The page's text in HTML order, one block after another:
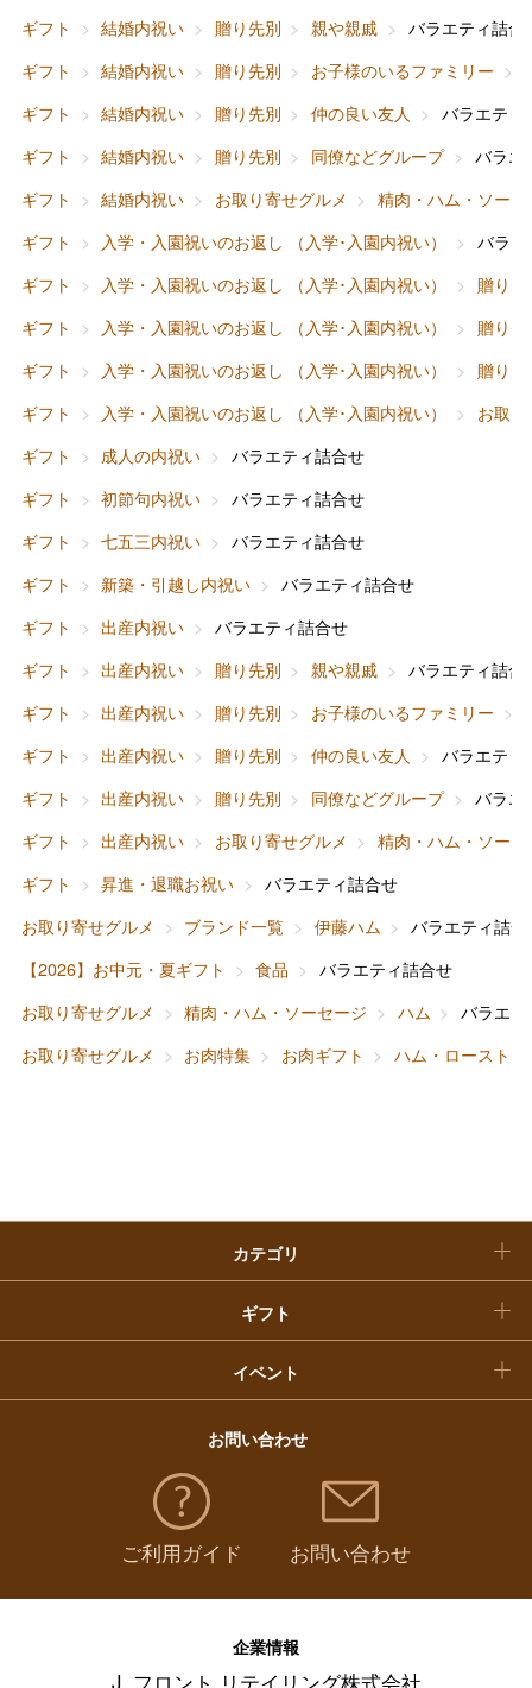
ギフト
結婚内祝い 贈り先別 親や親戚
バラエティ詰合
ギフト
結婚内祝い 贈り先別 お子様のいるファミリー
ギフト
結婚内祝い 贈り先別 仲の良い友人
バラエティ
ギフト
結婚内祝い 贈り先別 同僚などグループ
バラエ
ギフト
結婚内祝い お取り寄せグルメ
精肉・ハム・ソー
ギフト
入学・入園祝いのお返し （入学･入園内祝い）
バラ
ギフト
入学・入園祝いのお返し （入学･入園内祝い）
贈り先
ギフト
入学・入園祝いのお返し （入学･入園内祝い）
贈り先
ギフト
入学・入園祝いのお返し （入学･入園内祝い）
贈り先
ギフト
入学・入園祝いのお返し （入学･入園内祝い）
お取
ギフト
成人の内祝い
バラエティ詰合せ
ギフト
初節句内祝い
バラエティ詰合せ
ギフト
七五三内祝い
バラエティ詰合せ
ギフト
新築・引越し内祝い
バラエティ詰合せ
ギフト
出産内祝い
バラエティ詰合せ
ギフト
出産内祝い 贈り先別 親や親戚
バラエティ詰合
ギフト
出産内祝い 贈り先別 お子様のいるファミリー
ギフト
出産内祝い 贈り先別 仲の良い友人
バラエティ
ギフト
出産内祝い 贈り先別 同僚などグループ
バラエ
ギフト
出産内祝い お取り寄せグルメ
精肉・ハム・ソー
ギフト
昇進・退職お祝い
バラエティ詰合せ
お取り寄せグルメ
ブランド一覧 伊藤ハム
バラエティ詰合
【2026】お中元・夏ギフト
食品
バラエティ詰合せ
お取り寄せグルメ
精肉・ハム・ソーセージ ハム
バラエ
お取り寄せグルメ
お肉特集 お肉ギフト ハム・ロースト
カテゴリ
フード＆スイーツ
ファッション
ホーム＆インテリア
ベビー＆キッズ
ギフト
出産内祝い
結婚内祝い
お香典返し
快気祝い
イベント
バレンタインチョコレート
ホワイトデー
母の日
父の日
お中元
敬老の日
福袋
お問い合わせ
ご利用ガイド お問い合わせ
企業情報